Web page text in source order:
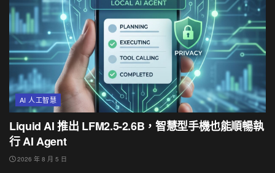
AI 人工智慧
Liquid AI 推出 LFM2.5-2.6B，智慧型手機也能順暢執
行 AI Agent
2026 年 8 月 5 日